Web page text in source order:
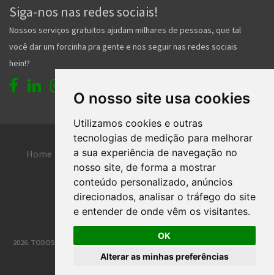
O nosso site usa cookies
Utilizamos cookies e outras
tecnologias de medição para melhorar
a sua experiência de navegação no
nosso site, de forma a mostrar
conteúdo personalizado, anúncios
direcionados, analisar o tráfego do site
e entender de onde vêm os visitantes.
OK
Alterar as minhas preferências
Siga-nos nas redes sociais!
Nossos serviços gratuitos ajudam milhares de pessoas, que tal
você dar um forcinha pra gente e nos seguir nas redes sociais
hein!?
Home Entrar Faça seu cadastro
Contato Central de ajuda
Termos de uso Inserir anúncio grátis
2026. TODOS OS DIREITOS RESERVADOS. | DESENVOLVIMENTO E HOSPEDAGEM
CLASSIFICADOS JOINVILLE®